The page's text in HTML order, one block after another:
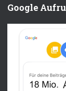
Google